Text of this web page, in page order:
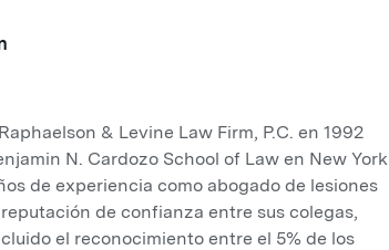
& Levine Law Firm, P.C. en 1992
N. Cardozo School of Law en New York
de experiencia como abogado de lesiones
de confianza entre sus colegas,
el reconocimiento entre el 5% de los